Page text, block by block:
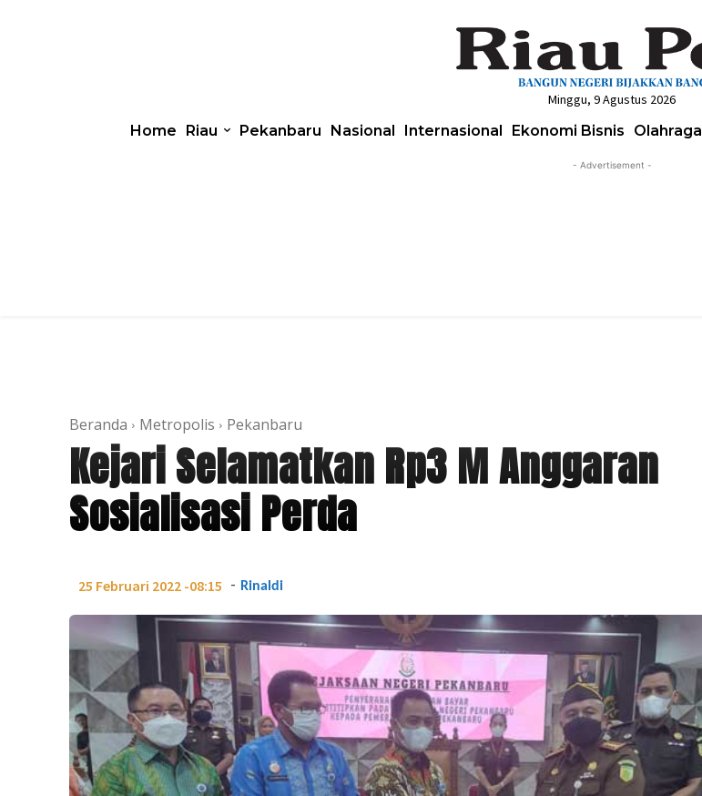
Minggu, 9 Agustus 2026
Home Riau Pekanbaru Nasional Internasional Ekonomi Bisnis Olahraga
- Advertisement -
Beranda Metropolis Pekanbaru
Kejari Selamatkan Rp3 M Anggaran
Sosialisasi Perda
25 Februari 2022 -08:15 - Rinaldi